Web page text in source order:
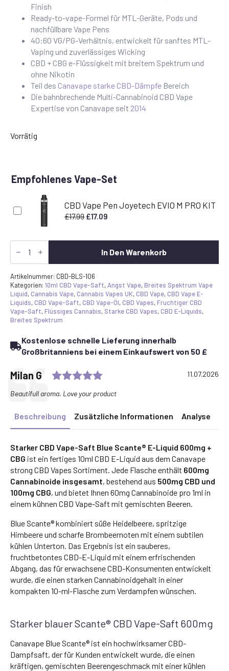
Finish
Ready-to-vape-Formel für MTL-Geräte, Pods und
nachfüllbare Vape Pens
40:60 VG/PG-Verhältnis, entwickelt für sanftes MTL-
Vaping und zuverlässiges Wicking
CBD + CBG e-Flüssigkeit mit breitem Spektrum und
ohne Nikotin
Teil des Canavape starke CBD-Dämpfe Bereich
Die bahnbrechende Multi-Cannabinoid CBD Vape
Expertise von Canavape seit 2014
Vorrätig
Empfohlenes Vape-Set
CBD Vape Pen Joyetech EVIO M PRO KIT
£17.99 Ursprünglicher
£17.99
£17.09
£17.09.
Starker
CBD
Blue
Scante
E-
Liquid
600mg
+
CBG
In Den Warenkorb
Artikelnummer: CBD-BLS-106
Kategorien: 10ml CBD Vape-Saft, Angst Vape,Breites Spektrum Vape
Liquid,Cannabis Vape,Cannabis Vapes UK,CBD Vape,CBD Vape E-
Liquids,CBD Vape-Saft,CBD Vape-Öl,CBD Vapes,Fruchtiger CBD
Vape-Saft,Flüssiges Cannabis, Starke CBD Vapes,CBD E-Liquids,
Breites Spektrum
Kostenlose schnelle Lieferung innerhalb
Großbritanniens bei einem Einkaufswert von 50 £
Testimonial
Author:
Milan G Rating: 5.0 out of 5 stars
Date:
11.07.2026
Text:
Beautifull aroma. Love your product
Beschreibung Zusätzliche Informationen Analyse
Starker CBD Vape-Saft Blue Scante® E-Liquid 600mg +
CBG ist ein fertiges 10ml CBD E-Liquid aus dem Canavape
strong CBD Vapes Sortiment. Jede Flasche enthält 600mg
Cannabinoide insgesamt, bestehend aus 500mg CBD und
100mg CBG, und bietet Ihnen 60mg Cannabinoide pro 1ml in
einem kühnen CBD Vape-Saft mit gemischten Beeren.
Blue Scante® kombiniert süße Heidelbeere, spritzige
Himbeere und scharfe Brombeernoten mit einem subtilen
kühlen Unterton. Das Ergebnis ist ein sauberes,
fruchtbetontes CBD-E-Liquid mit einem erfrischenden
Abgang, das für erwachsene CBD-Konsumenten entwickelt
wurde, die einen starken Cannabinoidgehalt in einer
kompakten 10-ml-Flasche zum Verdampfen wünschen.
Starker blauer Scante® CBD Vape-Saft 600mg
Canavape Blue Scante® ist ein hochwirksamer CBD-
Dampfsaft, der für Kunden entwickelt wurde, die einen
kräftigen, gemischten Beerengeschmack mit einer kühlen